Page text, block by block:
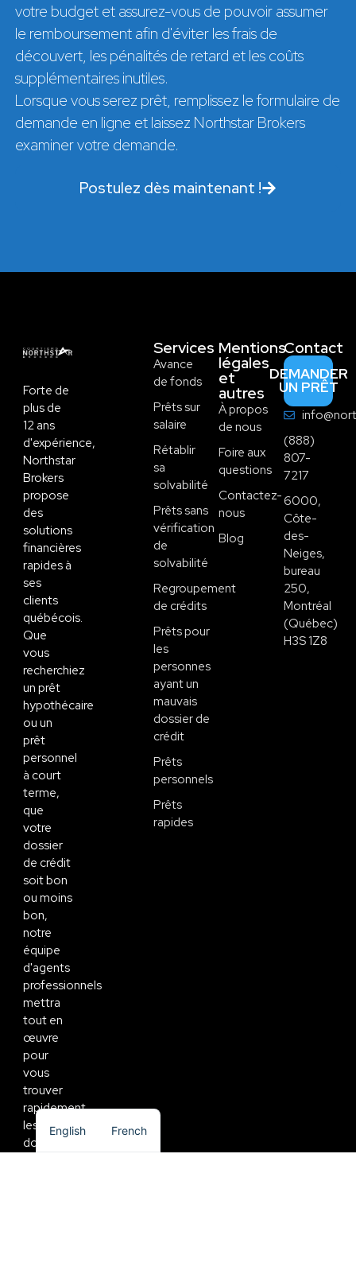
votre budget et assurez-vous de pouvoir assumer
le remboursement afin d'éviter les frais de
découvert, les pénalités de retard et les coûts
supplémentaires inutiles.
Lorsque vous serez prêt, remplissez le formulaire de
demande en ligne et laissez Northstar Brokers
examiner votre demande.
Postulez dès maintenant !
Forte de
plus de
12 ans
d'expérience,
Northstar
Brokers
propose
des
solutions
financières
rapides à
ses
clients
québécois.
Que
vous
recherchiez
un prêt
hypothécaire
ou un
prêt
personnel
à court
terme,
que
votre
dossier
de crédit
soit bon
ou moins
bon,
notre
équipe
d'agents
professionnels
mettra
tout en
œuvre
pour
vous
trouver
rapidement
les fonds
dont
Services
Avance
de fonds
Prêts sur
salaire
Rétablir
sa
solvabilité
Prêts sans
vérification
de
solvabilité
Regroupement
de crédits
Prêts pour
les
personnes
ayant un
mauvais
dossier de
crédit
Prêts
personnels
Prêts
rapides
Mentions
légales
et
autres
À propos
de nous
Foire aux
questions
Contactez-
nous
Blog
Contact
DEMANDER
UN PRÊT
(888)
807-
7217
6000,
Côte-
des-
Neiges,
bureau
250,
Montréal
(Québec)
H3S 1Z8
English French